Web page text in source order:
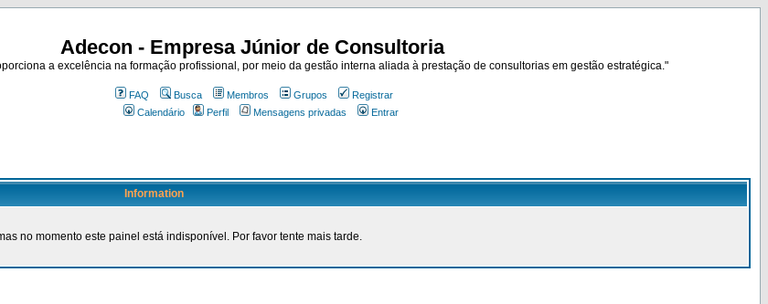
Adecon - Empresa Júnior de Consultoria
a excelência na formação profissional, por meio da gestão interna aliada à prestação de consultorias em gestão estratégica."
FAQ Busca Membros Grupos
Registrar
Calendário
Perfil Mensagens privadas Entrar
Information
no momento este painel está indisponível. Por favor tente mais tarde.